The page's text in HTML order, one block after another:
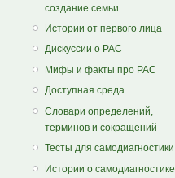
создание семьи
Истории от первого лица
Дискуссии о РАС
Мифы и факты про РАС
Доступная среда
Словари определений,
терминов и сокращений
Тесты для самодиагностики
Истории о самодиагностике